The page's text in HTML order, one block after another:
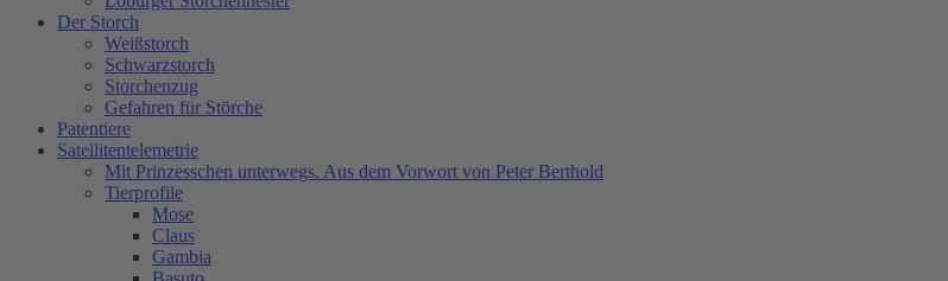
Der Storch
Weißstorch
Schwarzstorch
Storchenzug
Gefahren für Störche
Patentiere
Satellitentelemetrie
Mit Prinzesschen unterwegs. Aus dem Vorwort von Peter Berthold
Tierprofile
Mose
Claus
Gambia